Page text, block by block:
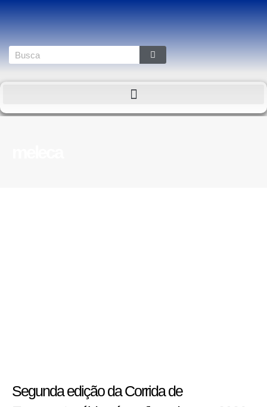
Segunda edição da Corrida de